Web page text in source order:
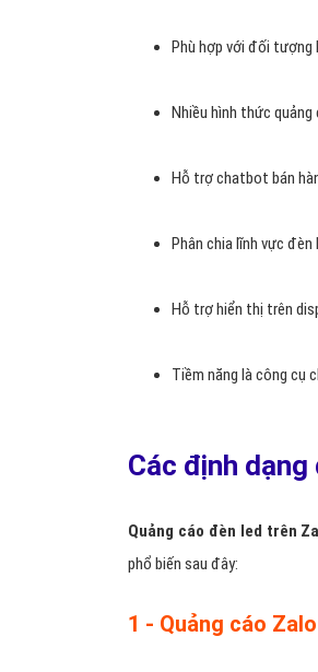
Phù hợp với đối tượng
Nhiều hình thức
Hỗ trợ chatbot bán
Phân chia lĩnh vực
Hỗ trợ hiển thị trên
Tiềm năng là công cụ
Các định
Quảng cáo đèn led trên
phổ biến sau đây:
1 - Quảng cáo